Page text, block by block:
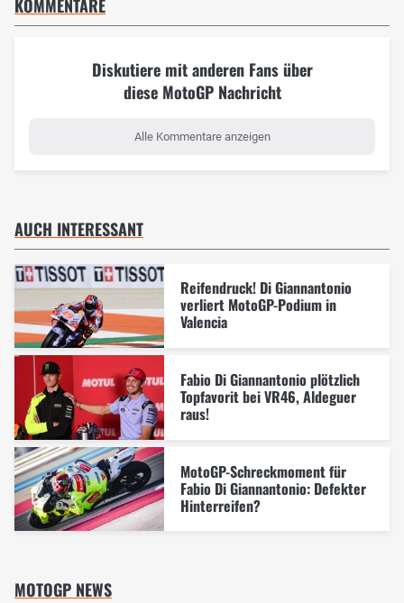
KOMMENTARE
Diskutiere mit anderen Fans über
diese MotoGP Nachricht
Alle Kommentare anzeigen
AUCH INTERESSANT
Reifendruck! Di Giannantonio
verliert MotoGP-Podium in
Valencia
Fabio Di Giannantonio plötzlich
Topfavorit bei VR46, Aldeguer
raus!
MotoGP-Schreckmoment für
Fabio Di Giannantonio: Defekter
Hinterreifen?
MOTOGP NEWS